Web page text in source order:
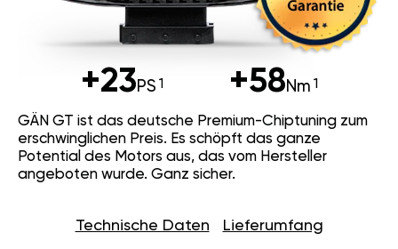
+23PS +58Nm
GÄN GT ist das deutsche Premium-Chiptuning zum
erschwinglichen Preis. Es schöpft das ganze
Potential des Motors aus, das vom Hersteller
angeboten wurde. Ganz sicher.
Technische Daten Lieferumfang